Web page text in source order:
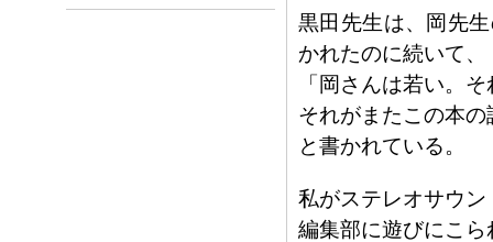
黒田先生は、岡先
かれたのに続いて、
「岡さんは若い。
それがまたこの本
と書かれている。
私がステレオサウ
編集部に遊びにこ